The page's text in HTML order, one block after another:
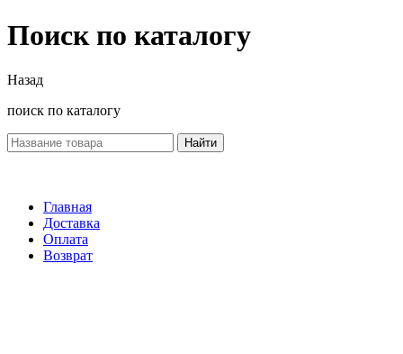
Поиск по каталогу
Назад
поиск по каталогу
Найти
Главная
Доставка
Оплата
Возврат